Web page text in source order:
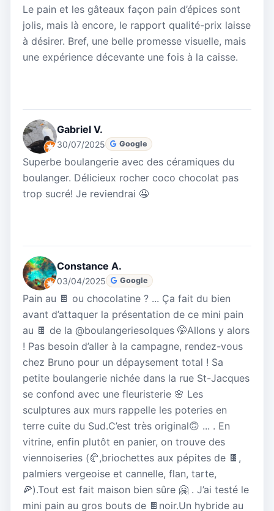
Le pain et les gâteaux façon pain d’épices sont
jolis, mais là encore, le rapport qualité-prix laisse
à désirer. Bref, une belle promesse visuelle, mais
une expérience décevante une fois à la caisse.
Gabriel V.
30/07/2025 Google
Superbe boulangerie avec des céramiques du
boulanger. Délicieux rocher coco chocolat pas
trop sucré! Je reviendrai 🤤
Constance A.
03/04/2025 Google
Pain au 🍫 ou chocolatine ? ... Ça fait du bien
avant d’attaquer la présentation de ce mini pain
au 🍫 de la @boulangeriesolques 🤭Allons y alors
! Pas besoin d’aller à la campagne, rendez-vous
chez Bruno pour un dépaysement total ! Sa
petite boulangerie nichée dans la rue St-Jacques
se confond avec une fleuristerie 🌸 Les
sculptures aux murs rappelle les poteries en
terre cuite du Sud.C’est très original🙃 ... . En
vitrine, enfin plutôt en panier, on trouve des
viennoiseries (🥐,briochettes aux pépites de 🍫,
palmiers vergeoise et cannelle, flan, tarte,
🍕).Tout est fait maison bien sûre 🤗 . J’ai testé le
mini pain au gros bouts de 🍫noir.Un hybride au